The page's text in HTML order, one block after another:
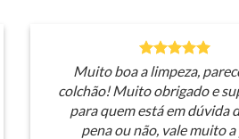
Muito boa a limpeza,
colchão! Muito obrigado e
para quem está em dúvida
pena ou não, vale muito